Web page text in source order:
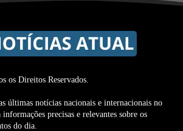
os Direitos Reservados.
últimas notícias nacionais e internacionais no
precisas e relevantes sobre os
do dia.